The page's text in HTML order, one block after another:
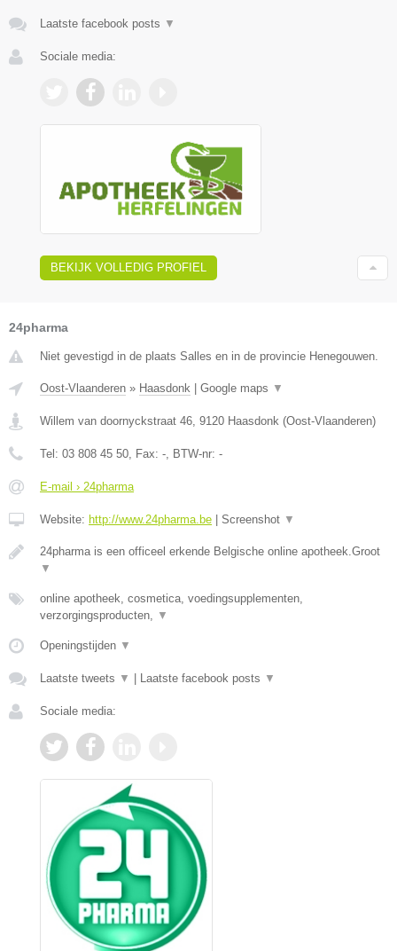
Laatste facebook posts ▼
Sociale media:
BEKIJK VOLLEDIG PROFIEL
24pharma
Niet gevestigd in de plaats Salles en in de provincie Henegouwen.
Oost-Vlaanderen » Haasdonk Google maps ▼
Willem van doornyckstraat 46, 9120 Haasdonk (Oost-Vlaanderen)
Tel: 03 808 45 50, Fax: -, BTW-nr: -
E-mail › 24pharma
Website: http://www.24pharma.be Screenshot ▼
24pharma is een officeel erkende Belgische online apotheek.Groot
▼
online apotheek, cosmetica, voedingsupplementen,
verzorgingsproducten, ▼
Openingstijden ▼
Laatste tweets ▼ Laatste facebook posts ▼
Sociale media: